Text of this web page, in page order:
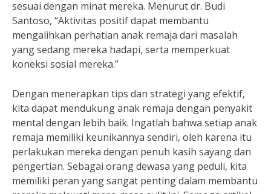
sesuai dengan minat mereka. Menurut dr. Budi
Santoso, “Aktivitas positif dapat membantu
mengalihkan perhatian anak remaja dari masalah
yang sedang mereka hadapi, serta memperkuat
koneksi sosial mereka.”
Dengan menerapkan tips dan strategi yang efektif,
kita dapat mendukung anak remaja dengan penyakit
mental dengan lebih baik. Ingatlah bahwa setiap anak
remaja memiliki keunikannya sendiri, oleh karena itu
perlakukan mereka dengan penuh kasih sayang dan
pengertian. Sebagai orang dewasa yang peduli, kita
memiliki peran yang sangat penting dalam membantu